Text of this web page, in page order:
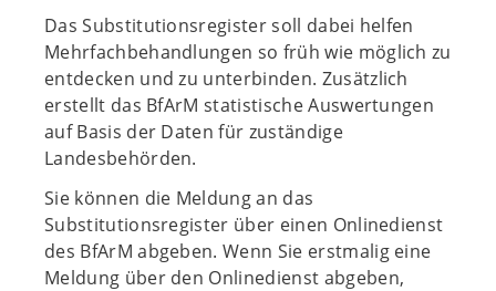
Das Substitutionsregister soll dabei helfen
Mehrfachbehandlungen so früh wie möglich zu
entdecken und zu unterbinden. Zusätzlich
erstellt das BfArM statistische Auswertungen
auf Basis der Daten für zuständige
Landesbehörden.
Sie können die Meldung an das
Substitutionsregister über einen Onlinedienst
des BfArM abgeben. Wenn Sie erstmalig eine
Meldung über den Onlinedienst abgeben,